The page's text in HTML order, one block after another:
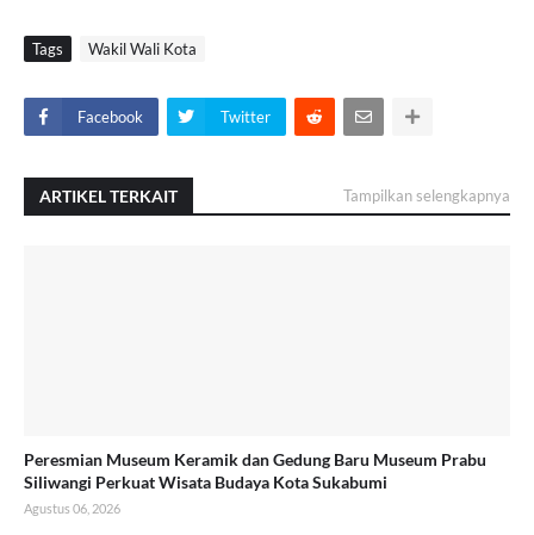
Tags Wakil Wali Kota
Facebook Twitter
ARTIKEL TERKAIT Tampilkan selengkapnya
Peresmian Museum Keramik dan Gedung Baru Museum Prabu
Siliwangi Perkuat Wisata Budaya Kota Sukabumi
Agustus 06, 2026